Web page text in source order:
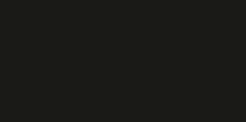
contra a volta de Luiz Henrique